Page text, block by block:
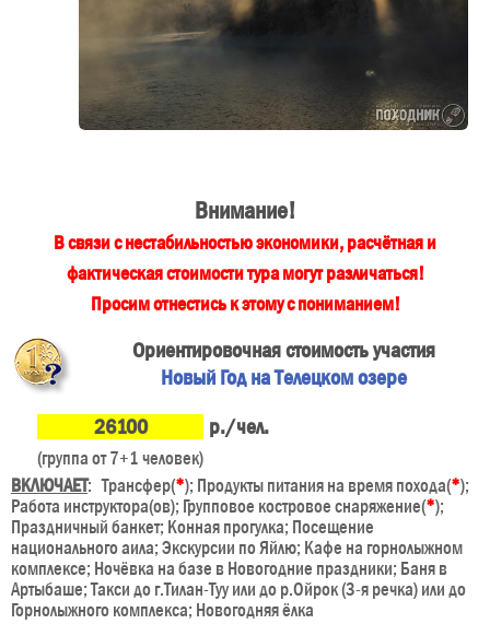
Внимание!
В связи с нестабильностью экономики, расчётная и
фактическая стоимости тура могут различаться!
Просим отнестись к этому с пониманием!
Ориентировочная стоимость участия
Новый Год на Телецком озере
26100
р./чел.
(группа от 7+1 человек)
ВКЛЮЧАЕТ: Трансфер(*); Продукты питания на время похода(*);
Работа инструктора(ов); Групповое костровое снаряжение(*);
Праздничный банкет; Конная прогулка; Посещение
национального аила; Экскурсии по Яйлю; Кафе на горнолыжном
комплексе; Ночёвка на базе в Новогодние праздники; Баня в
Артыбаше; Такси до г.Тилан-Туу или до р.Ойрок (3-я речка) или до
Горнолыжного комплекса; Новогодняя ёлка